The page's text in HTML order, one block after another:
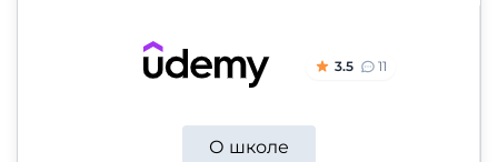
3.5 11
О школе